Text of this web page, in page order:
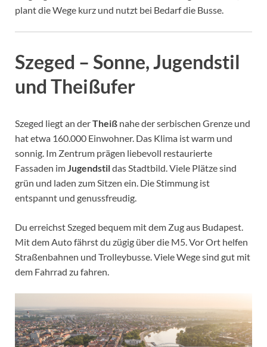
plant die Wege kurz und nutzt bei Bedarf die Busse.
Szeged – Sonne, Jugendstil
und Theißufer
Szeged liegt an derTheiß nahe der serbischen Grenze und
hat etwa 160.000 Einwohner. Das Klima ist warm und
sonnig. Im Zentrum prägen liebevoll restaurierte
Fassaden imJugendstildas Stadtbild. Viele Plätze sind
grün und laden zum Sitzen ein. Die Stimmung ist
entspannt und genussfreudig.
Du erreichst Szeged bequem mit dem Zug aus Budapest.
Mit dem Auto fährst du zügig über die M5. Vor Ort helfen
Straßenbahnen und Trolleybusse. Viele Wege sind gut mit
dem Fahrrad zu fahren.